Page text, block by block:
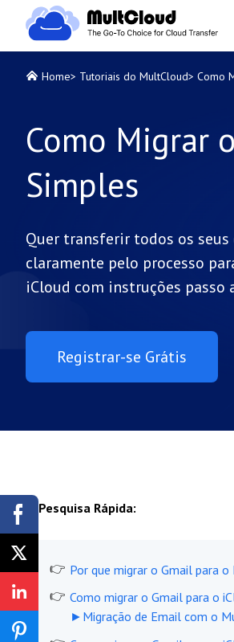
Home> Tutoriais do MultCloud> Como
Como Migrar
Simples
Quer transferir todos os
claramente pelo processo
iCloud com instruções passo
Registrar-se Grátis
Pesquisa Rápida:
Por que migrar o Gmail para o
Como migrar o Gmail para o
►Migração de Email com o